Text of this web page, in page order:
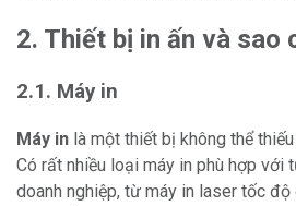
2. Thiết bị in ấn và sao
2.1. Máy in
Máy in là một thiết bị không thể
Có rất nhiều loại máy in phù hợp với
doanh nghiệp, từ máy in laser tốc độ